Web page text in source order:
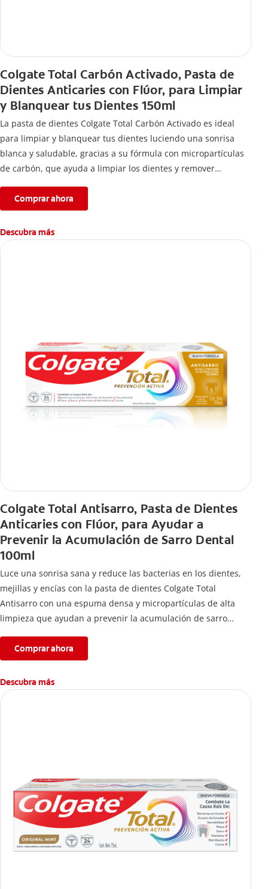
Colgate Total Carbón Activado, Pasta de
Dientes Anticaries con Flúor, para Limpiar
y Blanquear tus Dientes 150ml
La pasta de dientes Colgate Total Carbón Activado es ideal
para limpiar y blanquear tus dientes luciendo una sonrisa
blanca y saludable, gracias a su fórmula con micropartículas
de carbón, que ayuda a limpiar los dientes y remover
Comprar ahora
Descubra más
Colgate Total Antisarro, Pasta de Dientes
Anticaries con Flúor, para Ayudar a
Prevenir la Acumulación de Sarro Dental
100ml
Luce una sonrisa sana y reduce las bacterias en los dientes,
mejillas y encías con la pasta de dientes Colgate Total
Antisarro con una espuma densa y micropartículas de alta
limpieza que ayudan a prevenir la acumulación de sarro
Comprar ahora
Descubra más